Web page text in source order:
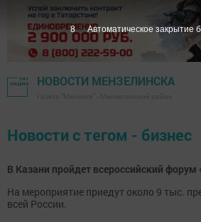
НОВОСТИ МЕНЗЕЛИНСКА
Новости с тегом - бизнес
В Казани пройдет всероссийский форум
На мероприятие приедут около 9 тыс.
всей России.
7 Автоматическое закрытие